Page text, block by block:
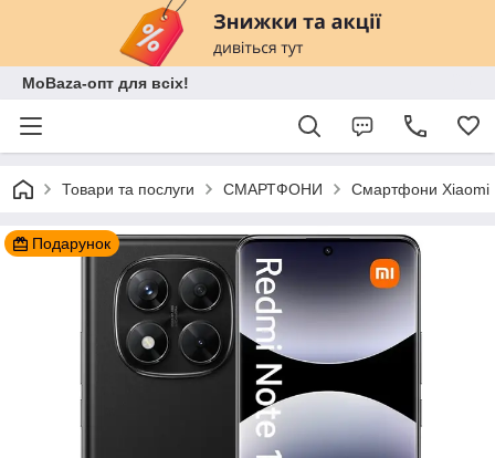
MoBaza-опт для всіх!
Товари та послуги СМАРТФОНИ Смартфони Xiaomi
Подарунок